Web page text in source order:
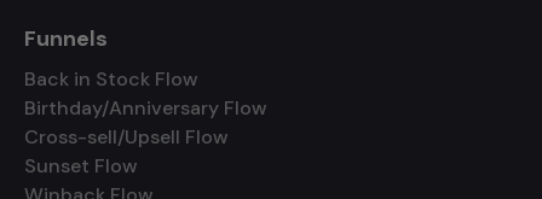
Funnels
Back in Stock Flow
Birthday/Anniversary Flow
Cross-sell/Upsell Flow
Sunset Flow